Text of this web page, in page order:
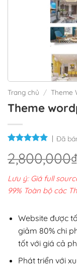
Trang chủ / Theme
Theme
Đã
2,800,000₫
Lưu ý: Giá full
99% Toàn bộ các
Website được
giảm 80% chi
tốt với giá cả
Phát triển với